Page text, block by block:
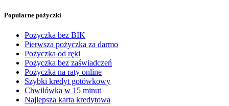
Popularne pożyczki
Pożyczka bez BIK
Pierwsza pożyczka za darmo
Pożyczka od ręki
Pożyczka bez zaświadczeń
Pożyczka na raty online
Szybki kredyt gotówkowy
Chwilówka w 15 minut
Najlepsza karta kredytowa